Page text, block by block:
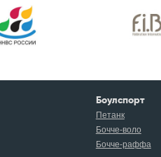
Боулспорт
Петанк
Бочче-воло
Бочче-раффа